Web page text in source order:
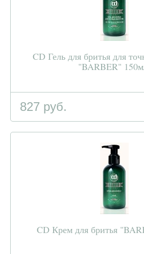
CD Гель для бритья для
"BARBER"
827 руб.
CD Крем для бритья